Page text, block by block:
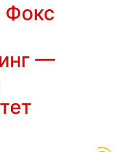
Фокс
—